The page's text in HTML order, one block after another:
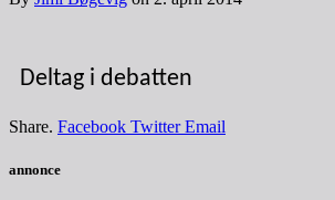
Deltag i debatten
Share. Facebook Twitter Email
annonce